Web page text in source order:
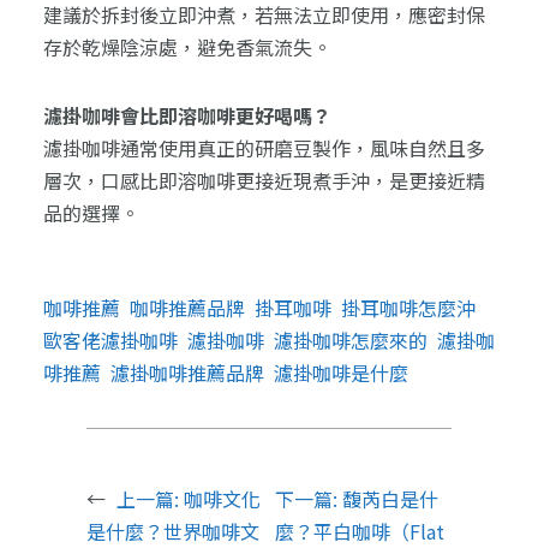
建議於拆封後立即沖煮，若無法立即使用，應密封保
存於乾燥陰涼處，避免香氣流失。
濾掛咖啡會比即溶咖啡更好喝嗎？
濾掛咖啡通常使用真正的研磨豆製作，風味自然且多
層次，口感比即溶咖啡更接近現煮手沖，是更接近精
品的選擇。
咖啡推薦 咖啡推薦品牌 掛耳咖啡 掛耳咖啡怎麼沖
歐客佬濾掛咖啡 濾掛咖啡 濾掛咖啡怎麼來的 濾掛咖
啡推薦 濾掛咖啡推薦品牌 濾掛咖啡是什麼
← 上一篇: 咖啡文化
是什麼？世界咖啡文
下一篇: 馥芮白是什
麼？平白咖啡（Flat